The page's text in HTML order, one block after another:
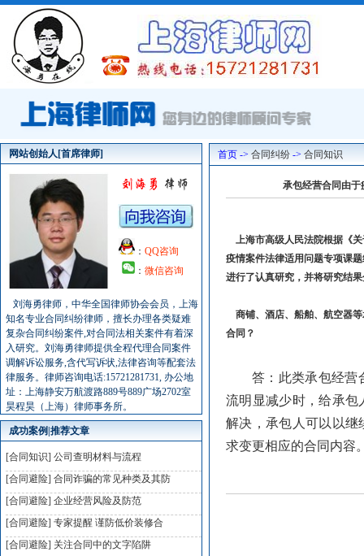
网站创始人[首席律师]
： QQ咨询
： 微信咨询
刘海勇律师，中华全国律师协会会员，上海
知名专业合同纠纷律师，擅长办理各类疑难
复杂合同纠纷案件,对合同法相关案件有着深
入研究。刘海勇律师提供全程代理合同案件
调解诉讼服务,含代写诉状,法律咨询等配套法
律服务。律师咨询电话:15721281731, 办公地
址：上海静安万航渡路889号889广场2702室
昊程昊（上海）律师事务所。
成功案例|推荐文章
[合同知识] 公司查明材料与流程
[合同避险] 合同诈骗的常见种类及其防
[合同避险] 企业经营风险及防范
[合同避险] 专家提醒 谨防低价装修合
[合同避险] 关注合同中的文字陷阱
首页 -> 合同纠纷 -> 合同知识
承包经营合同由
上海市高级人民法院根据《
疫情案件法律适用问题专项课
进行了认真研究，并将研究结果
商铺、酒店、船舶、航空器
合同？
答：此类承包经营
流明显减少时，给承
解决，承包人可以以
求变更相应的合同内容